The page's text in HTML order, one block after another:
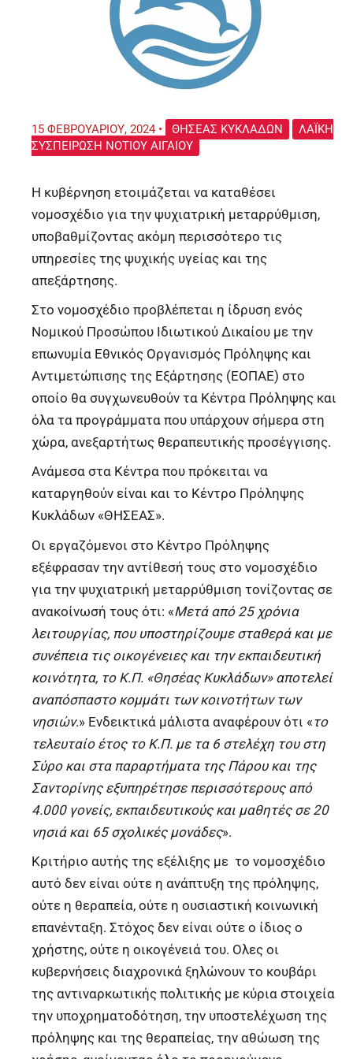
15 ΦΕΒΡΟΥΑΡΊΟΥ, 2024 • ΘΗΣΈΑΣ ΚΥΚΛΆΔΩΝ
ΛΑΪΚΉ
ΣΥΣΠΕΊΡΩΣΗ ΝΟΤΊΟΥ ΑΙΓΑΊΟΥ
Η κυβέρνηση ετοιμάζεται να καταθέσει
νομοσχέδιο για την ψυχιατρική μεταρρύθμιση,
υποβαθμίζοντας ακόμη περισσότερο τις
υπηρεσίες της ψυχικής υγείας και της
απεξάρτησης.
Στο νομοσχέδιο προβλέπεται η ίδρυση ενός
Νομικού Προσώπου Ιδιωτικού Δικαίου με την
επωνυμία Εθνικός Οργανισμός Πρόληψης και
Αντιμετώπισης της Εξάρτησης (ΕΟΠΑΕ) στο
οποίο θα συγχωνευθούν τα Κέντρα Πρόληψης και
όλα τα προγράμματα που υπάρχουν σήμερα στη
χώρα, ανεξαρτήτως θεραπευτικής προσέγγισης.
Ανάμεσα στα Κέντρα που πρόκειται να
καταργηθούν είναι και το Κέντρο Πρόληψης
Κυκλάδων «ΘΗΣΕΑΣ».
Οι εργαζόμενοι στο Κέντρο Πρόληψης
εξέφρασαν την αντίθεσή τους στο νομοσχέδιο
για την ψυχιατρική μεταρρύθμιση τονίζοντας σε
ανακοίνωσή τους ότι: «Μετά από 25 χρόνια
λειτουργίας, που υποστηρίζουμε σταθερά και με
συνέπεια τις οικογένειες και την εκπαιδευτική
κοινότητα, το Κ.Π. «Θησέας Κυκλάδων» αποτελεί
αναπόσπαστο κομμάτι των κοινοτήτων των
νησιών.» Ενδεικτικά μάλιστα αναφέρουν ότι «το
τελευταίο έτος το Κ.Π. με τα 6 στελέχη του στη
Σύρο και στα παραρτήματα της Πάρου και της
Σαντορίνης εξυπηρέτησε περισσότερους από
4.000 γονείς, εκπαιδευτικούς και μαθητές σε 20
νησιά και 65 σχολικές μονάδες».
Κριτήριο αυτής της εξέλιξης με το νομοσχέδιο
αυτό δεν είναι ούτε η ανάπτυξη της πρόληψης,
ούτε η θεραπεία, ούτε η ουσιαστική κοινωνική
επανένταξη. Στόχος δεν είναι ούτε ο ίδιος ο
χρήστης, ούτε η οικογένειά του. Ολες οι
κυβερνήσεις διαχρονικά ξηλώνουν το κουβάρι
της αντιναρκωτικής πολιτικής με κύρια στοιχεία
την υποχρηματοδότηση, την υποστελέχωση της
πρόληψης και της θεραπείας, την αθώωση της